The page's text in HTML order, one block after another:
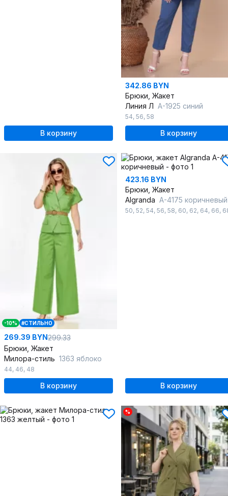
В корзину
342.86 BYN
Брюки, Жакет
Линия Л А-1925 синий
54, 56, 58
В корзину
-10% #СТИЛЬНО
269.39 BYN299.33
Брюки, Жакет
Милора-стиль 1363 яблоко
44, 46, 48
В корзину
423.16 BYN
Брюки, Жакет
Algranda А-4175 коричневый
50, 52, 54, 56, 58, 60, 62, 64, 66,
В корзину
%